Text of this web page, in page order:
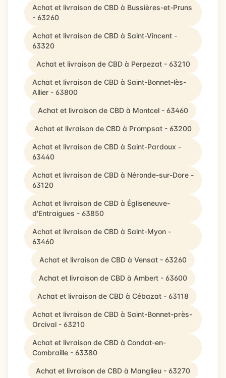
Achat et livraison de CBD à Bussières-et-Pruns
- 63260
Achat et livraison de CBD à Saint-Vincent -
63320
Achat et livraison de CBD à Perpezat - 63210
Achat et livraison de CBD à Saint-Bonnet-lès-
Allier - 63800
Achat et livraison de CBD à Montcel - 63460
Achat et livraison de CBD à Prompsat - 63200
Achat et livraison de CBD à Saint-Pardoux -
63440
Achat et livraison de CBD à Néronde-sur-Dore -
63120
Achat et livraison de CBD à Égliseneuve-
d'Entraigues - 63850
Achat et livraison de CBD à Saint-Myon -
63460
Achat et livraison de CBD à Vensat - 63260
Achat et livraison de CBD à Ambert - 63600
Achat et livraison de CBD à Cébazat - 63118
Achat et livraison de CBD à Saint-Bonnet-près-
Orcival - 63210
Achat et livraison de CBD à Condat-en-
Combraille - 63380
Achat et livraison de CBD à Manglieu - 63270